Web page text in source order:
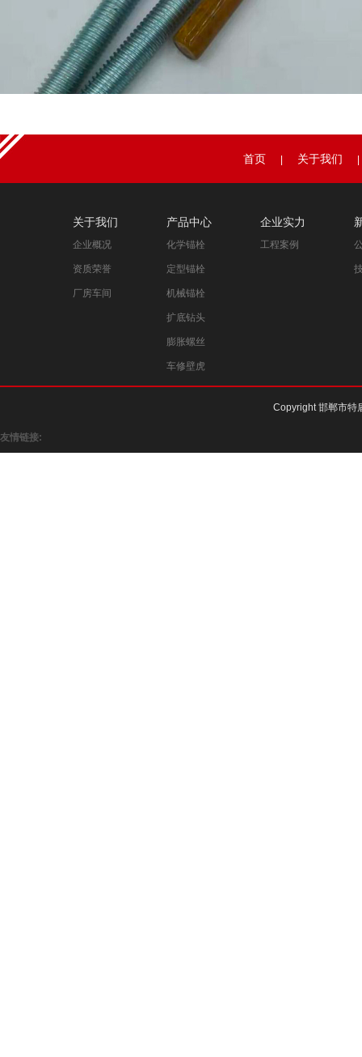
首页 关于我们
关于我们
企业概况
资质荣誉
厂房车间
产品中心
化学锚栓
定型锚栓
机械锚栓
扩底钻头
膨胀螺丝
车修壁虎
企业实力
工程案例
Copyright 邯郸市特
友情链接: